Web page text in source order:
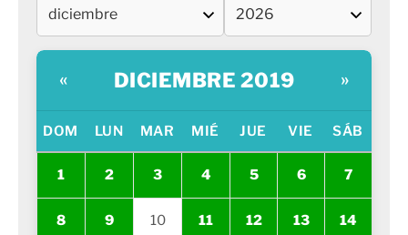
« DICIEMBRE 2019 »
DOM LUN MAR MIÉ JUE VIE SÁB
1 2 3 4 5 6 7
8 9 10 11 12 13 14